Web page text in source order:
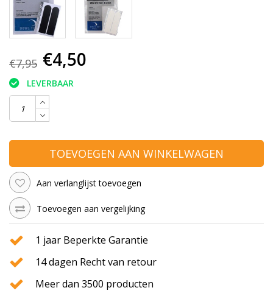
€7,95 €4,50
LEVERBAAR
TOEVOEGEN AAN WINKELWAGEN
Aan verlanglijst toevoegen
Toevoegen aan vergelijking
1 jaar Beperkte Garantie
14 dagen Recht van retour
Meer dan 3500 producten